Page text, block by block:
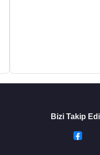
Bizi Takip